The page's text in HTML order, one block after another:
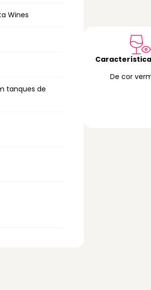
Wines
tanques de
De cor